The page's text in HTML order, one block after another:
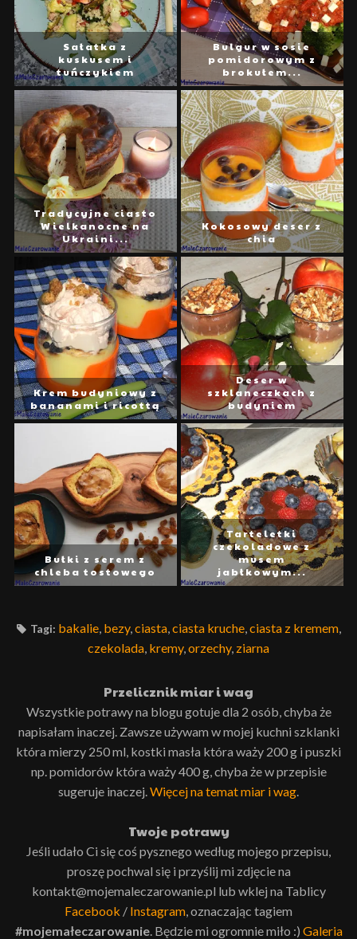
Sałatka z
kuskusem i
tuńczykiem
Bulgur w sosie
pomidorowym z
brokułem...
Tradycyjne ciasto
Wielkanocne na
Ukraini...
Kokosowy deser z
chia
Krem budyniowy z
bananami i ricottą
Deser w
szklaneczkach z
budyniem
Bułki z serem z
chleba tostowego
Tarteletki
czekoladowe z
musem
jabłkowym...
Tagi: bakalie, bezy,ciasta,ciasta kruche,ciasta z kremem,
czekolada, kremy,orzechy, ziarna
Przelicznik miar i wag
Wszystkie potrawy na blogu gotuje dla 2 osób, chyba że
napisałam inaczej. Zawsze używam w mojej kuchni szklanki
która mierzy 250 ml, kostki masła która waży 200 g i puszki
np. pomidorów która waży 400 g, chyba że w przepisie
sugeruje inaczej.Więcej na temat miar i wag.
Twoje potrawy
Jeśli udało Ci się coś pysznego według mojego przepisu,
proszę pochwal się i przyślij mi zdjęcie na
kontakt@mojemaleczarowanie.pl lub wklej na Tablicy
Facebook / Instagram, oznaczając tagiem
#mojemałeczarowanie. Będzie mi ogromnie miło :) Galeria